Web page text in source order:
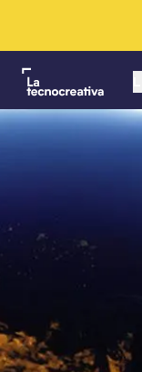
La tecnocreativa